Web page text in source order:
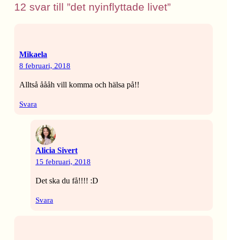
12 svar till ”det nyinflyttade livet”
Mikaela
8 februari, 2018
Alltså åååh vill komma och hälsa på!!
Svara
Alicia Sivert
15 februari, 2018
Det ska du få!!!! :D
Svara